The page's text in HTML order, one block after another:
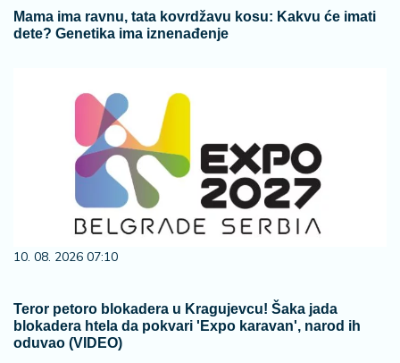
Mama ima ravnu, tata kovrdžavu kosu: Kakvu će imati
dete? Genetika ima iznenađenje
10. 08. 2026 07:10
Teror petoro blokadera u Kragujevcu! Šaka jada
blokadera htela da pokvari 'Expo karavan', narod ih
oduvao (VIDEO)